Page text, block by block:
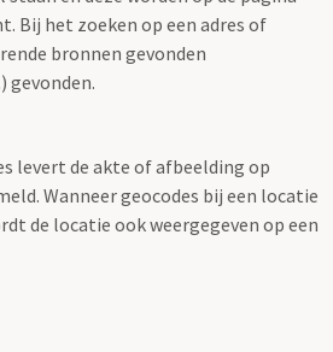
Bij het zoeken op een adres of
bronnen gevonden
gevonden.
levert de akte of afbeelding op
Wanneer geocodes bij een locatie
de locatie ook weergegeven op een